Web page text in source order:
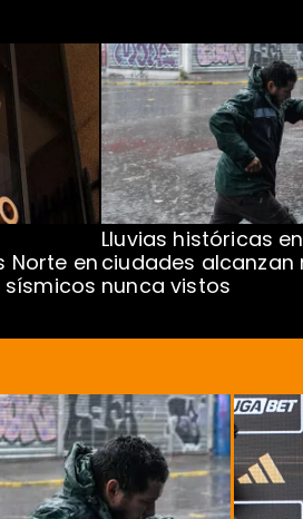
Norte en
sísmicos
Lluvias históricas
ciudades alcanzan
nunca vistos